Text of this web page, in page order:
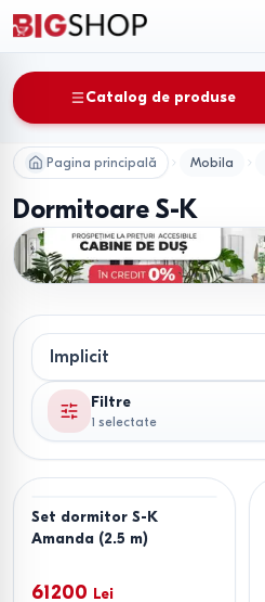
Catalog de produse
Pagina principală Mobila
Dormitoare S-K
Filtre
1 selectate
Set dormitor S-K
Amanda (2.5 m)
61200 Lei